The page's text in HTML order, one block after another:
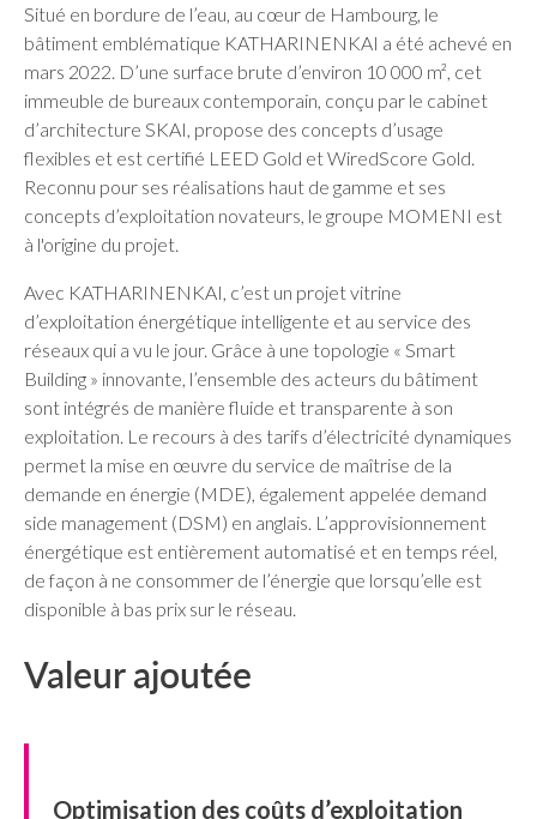
Situé en bordure de l’eau, au cœur de Hambourg, le
bâtiment emblématique KATHARINENKAI a été achevé en
mars 2022. D’une surface brute d’environ 10 000 m², cet
immeuble de bureaux contemporain, conçu par le cabinet
d’architecture SKAI, propose des concepts d’usage
flexibles et est certifié LEED Gold et WiredScore Gold.
Reconnu pour ses réalisations haut de gamme et ses
concepts d’exploitation novateurs, le groupe MOMENI est
à l'origine du projet.
Avec KATHARINENKAI, c’est un projet vitrine
d’exploitation énergétique intelligente et au service des
réseaux qui a vu le jour. Grâce à une topologie « Smart
Building » innovante, l’ensemble des acteurs du bâtiment
sont intégrés de manière fluide et transparente à son
exploitation. Le recours à des tarifs d’électricité dynamiques
permet la mise en œuvre du service de maîtrise de la
demande en énergie (MDE), également appelée demand
side management (DSM) en anglais. L’approvisionnement
énergétique est entièrement automatisé et en temps réel,
de façon à ne consommer de l’énergie que lorsqu’elle est
disponible à bas prix sur le réseau.
Valeur ajoutée
Optimisation des coûts d’exploitation